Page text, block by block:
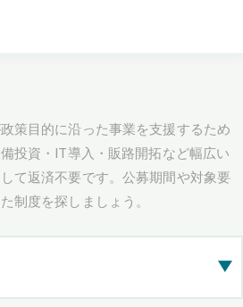
策目的に沿った事業を支援するため
投資・IT導入・販路開拓など幅広い
て返済不要です。公募期間や対象要
制度を探しましょう。
▶